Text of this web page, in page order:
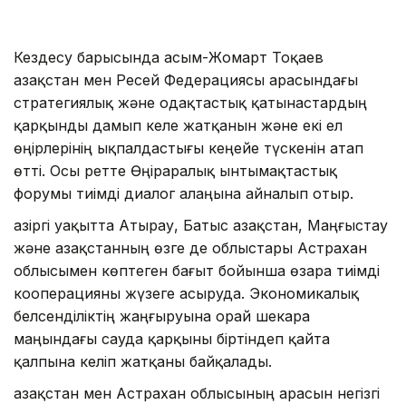
Кездесу барысында Қасым-Жомарт Тоқаев
Қазақстан мен Ресей Федерациясы арасындағы
стратегиялық және одақтастық қатынастардың
қарқынды дамып келе жатқанын және екі ел
өңірлерінің ықпалдастығы кеңейе түскенін атап
өтті. Осы ретте Өңіраралық ынтымақтастық
форумы тиімді диалог алаңына айналып отыр.
Қазіргі уақытта Атырау, Батыс Қазақстан, Маңғыстау
және Қазақстанның өзге де облыстары Астрахан
облысымен көптеген бағыт бойынша өзара тиімді
кооперацияны жүзеге асыруда. Экономикалық
белсенділіктің жаңғыруына орай шекара
маңындағы сауда қарқыны біртіндеп қайта
қалпына келіп жатқаны байқалады.
Қазақстан мен Астрахан облысының арасын негізгі